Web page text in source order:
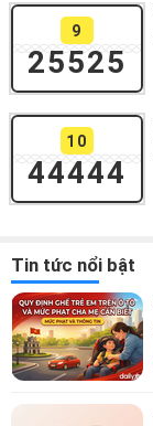
9
25525
10
44444
Tin tức nổi bật